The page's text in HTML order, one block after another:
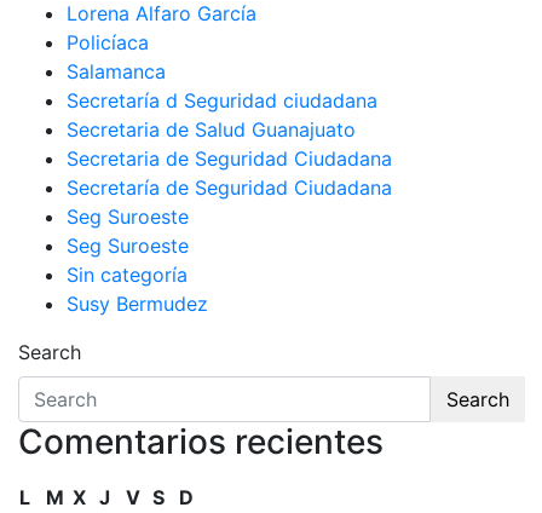
Lorena Alfaro García
Policíaca
Salamanca
Secretaría d Seguridad ciudadana
Secretaria de Salud Guanajuato
Secretaria de Seguridad Ciudadana
Secretaría de Seguridad Ciudadana
Seg Suroeste
Seg Suroeste
Sin categoría
Susy Bermudez
Search
Search
Comentarios recientes
L M X J V S
D